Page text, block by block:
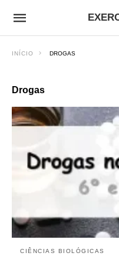
INÍCIO DROGAS
Drogas
CIÊNCIAS BIOLÓGICAS